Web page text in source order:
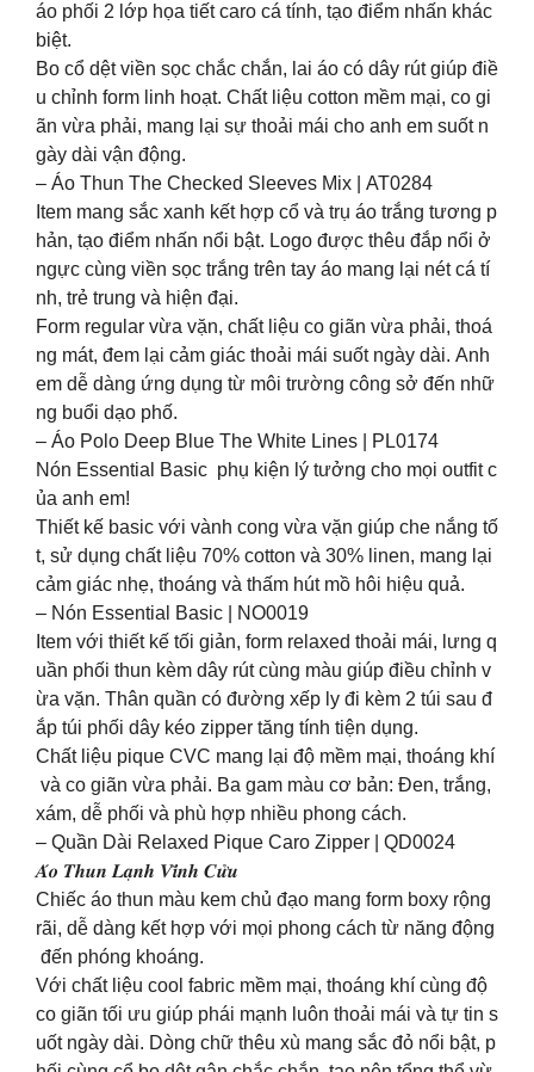
áo phối 2 lớp họa tiết caro cá tính, tạo điểm nhấn khác
biệt.
Bo cổ dệt viền sọc chắc chắn, lai áo có dây rút giúp điề
u chỉnh form linh hoạt. Chất liệu cotton mềm mại, co gi
ãn vừa phải, mang lại sự thoải mái cho anh em suốt n
gày dài vận động.
– Áo Thun The Checked Sleeves Mix | AT0284
Item mang sắc xanh kết hợp cổ và trụ áo trắng tương p
hản, tạo điểm nhấn nổi bật. Logo được thêu đắp nổi ở
ngực cùng viền sọc trắng trên tay áo mang lại nét cá tí
nh, trẻ trung và hiện đại.
Form regular vừa vặn, chất liệu co giãn vừa phải, thoá
ng mát, đem lại cảm giác thoải mái suốt ngày dài. Anh
em dễ dàng ứng dụng từ môi trường công sở đến nhữ
ng buổi dạo phố.
– Áo Polo Deep Blue The White Lines | PL0174
Nón Essential Basic phụ kiện lý tưởng cho mọi outfit c
ủa anh em!
Thiết kế basic với vành cong vừa vặn giúp che nắng tố
t, sử dụng chất liệu 70% cotton và 30% linen, mang lại
cảm giác nhẹ, thoáng và thấm hút mồ hôi hiệu quả.
– Nón Essential Basic | NO0019
Item với thiết kế tối giản, form relaxed thoải mái, lưng q
uần phối thun kèm dây rút cùng màu giúp điều chỉnh v
ừa vặn. Thân quần có đường xếp ly đi kèm 2 túi sau đ
ắp túi phối dây kéo zipper tăng tính tiện dụng.
Chất liệu pique CVC mang lại độ mềm mại, thoáng khí
và co giãn vừa phải. Ba gam màu cơ bản: Đen, trắng,
xám, dễ phối và phù hợp nhiều phong cách.
– Quần Dài Relaxed Pique Caro Zipper | QD0024
𝑨́𝒐 𝑻𝒉𝒖𝒏 𝑳𝒂̣𝒏𝒉 𝑽𝒊̃𝒏𝒉 𝑪𝒖̛̉𝒖
Chiếc áo thun màu kem chủ đạo mang form boxy rộng
rãi, dễ dàng kết hợp với mọi phong cách từ năng động
đến phóng khoáng.
Với chất liệu cool fabric mềm mại, thoáng khí cùng độ
co giãn tối ưu giúp phái mạnh luôn thoải mái và tự tin s
uốt ngày dài. Dòng chữ thêu xù mang sắc đỏ nổi bật, p